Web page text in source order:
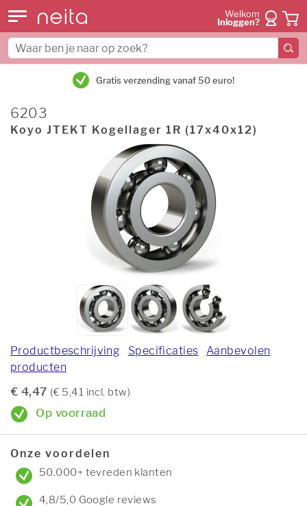
Welkom
Inloggen?
Gratis verzending vanaf 50 euro!
6203
Koyo JTEKT Kogellager 1R (17x40x12)
Productbeschrijving Specificaties
Aanbevolen
producten
€ 4,47 (€ 5,41 incl. btw)
Op voorraad
Onze voordelen
50.000+ tevreden klanten
4,8/5,0 Google reviews